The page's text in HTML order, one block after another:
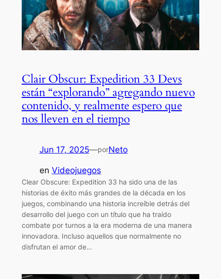
Clair Obscur: Expedition 33 Devs
están “explorando” agregando nuevo
contenido, y realmente espero que
nos lleven en el tiempo
Jun 17, 2025—porNeto
en Videojuegos
Clear Obscure: Expedition 33 ha sido una de las
historias de éxito más grandes de la década en los
juegos, combinando una historia increíble detrás del
desarrollo del juego con un título que ha traído
combate por turnos a la era moderna de una manera
innovadora. Incluso aquellos que normalmente no
disfrutan el amor de…